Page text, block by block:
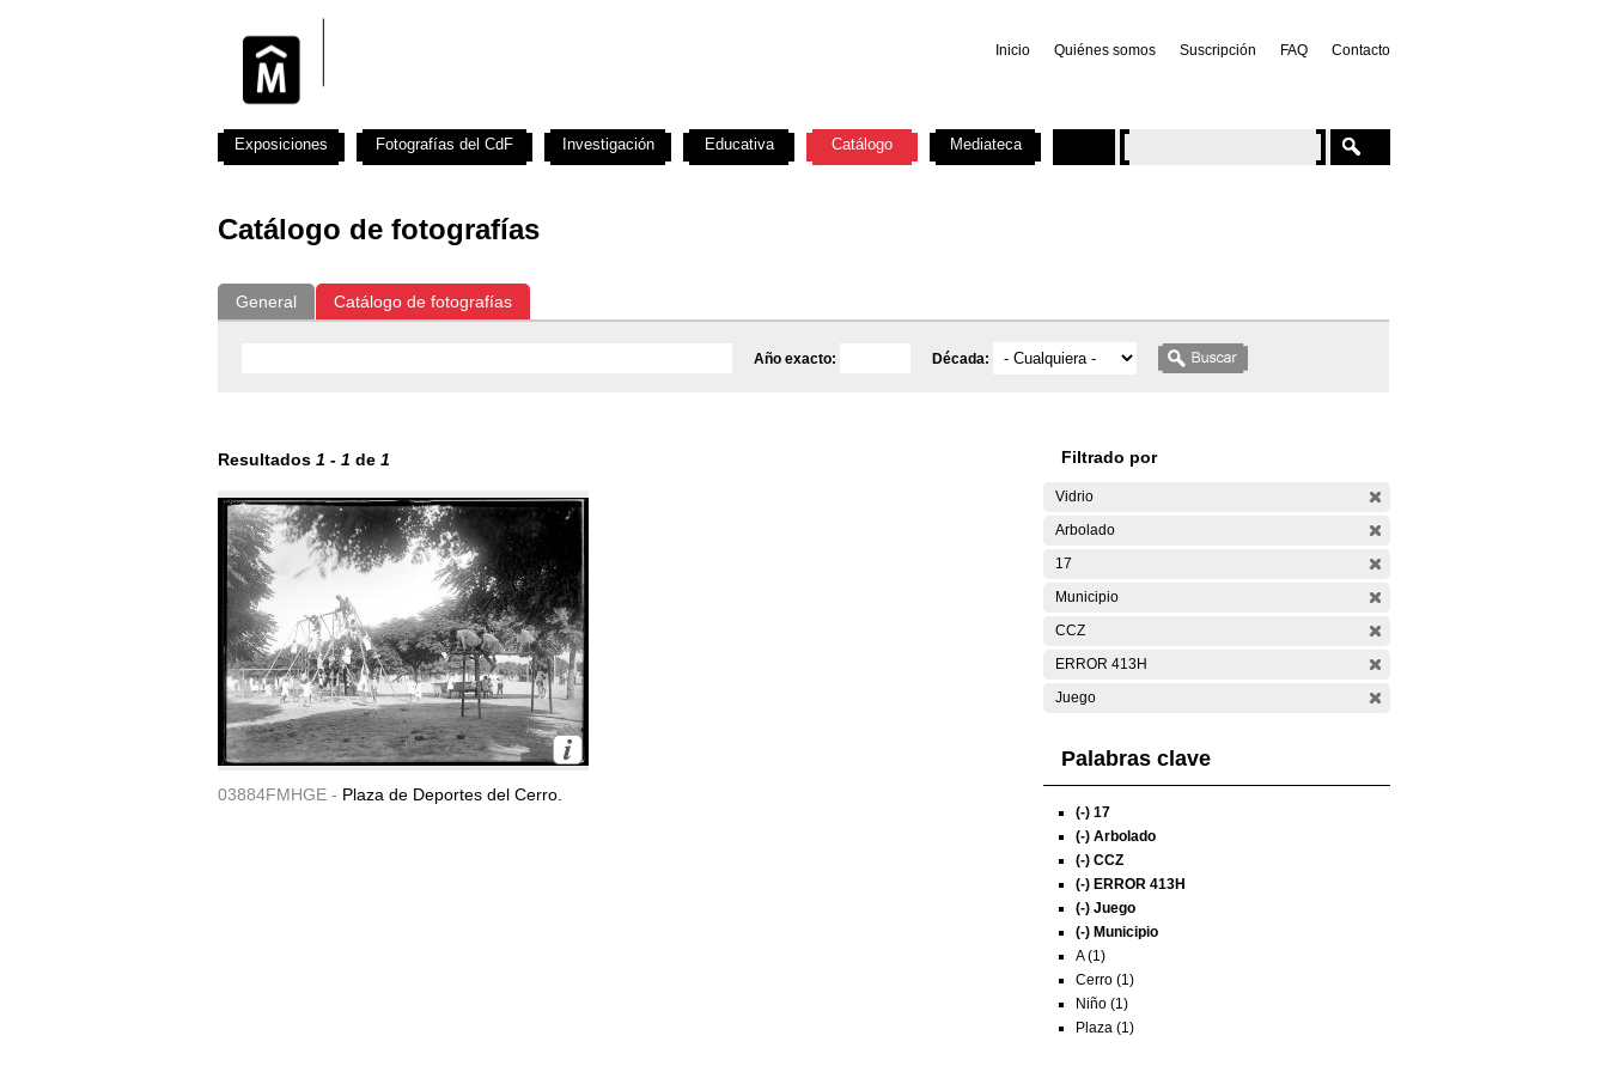
Inicio Quiénes somos Suscripción FAQ Contacto
Catálogo de fotografías
General Catálogo de fotografías
Año exacto: Década:
Resultados 1 - 1 de 1
03884FMHGE - Plaza de Deportes del Cerro.
Filtrado por
Vidrio
Arbolado
17
Municipio
CCZ
ERROR 413H
Juego
Palabras clave
(-) 17
(-) Arbolado
(-) CCZ
(-) ERROR 413H
(-) Juego
(-) Municipio
A (1)
Cerro (1)
Niño (1)
Plaza (1)
Exposiciones Fotografías del CdF Investigación Educativa Catálogo Mediateca